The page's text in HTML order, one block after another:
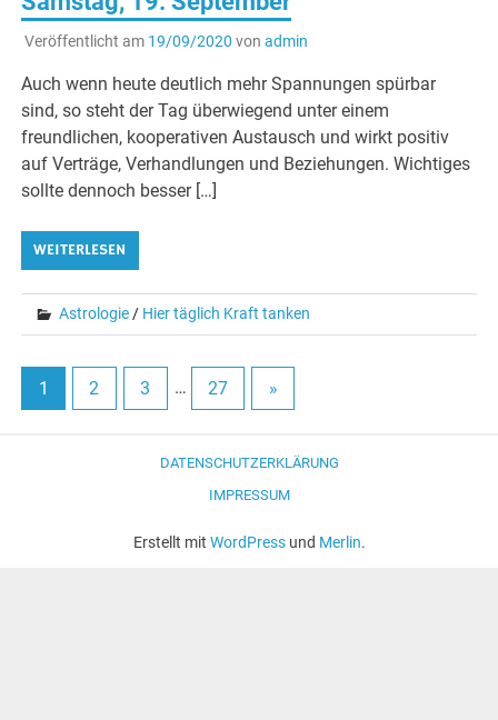
Veröffentlicht am 19/09/2020 von admin
Auch wenn heute deutlich mehr Spannungen spürbar
sind, so steht der Tag überwiegend unter einem
freundlichen, kooperativen Austausch und wirkt positiv
auf Verträge, Verhandlungen und Beziehungen. Wichtiges
sollte dennoch besser […]
WEITERLESEN
Astrologie / Hier täglich Kraft tanken
1 2 3 … 27 »
DATENSCHUTZERKLÄRUNG
IMPRESSUM
Erstellt mit WordPressund Merlin.